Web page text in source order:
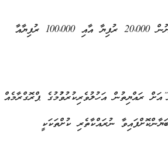
ކުޑަ ކުއްޖަކަށް ވަޅި ވިއްކައިފިނަމަ ޤާނޫނުގެ 37ވަނަ މާއްދާގެ ( ހ) އަދި (ށ)ގެ ދަށުން 20،000 ރުފިޔާ އާއި 100،000 ރުފިޔާއާ
ރައްޔިތުން އަހުލުވެރިކުރުވުުމުގެ ޕްރޮގްރާމެއް
ނުރައްކާތެރި ކުށްތަކަކީ